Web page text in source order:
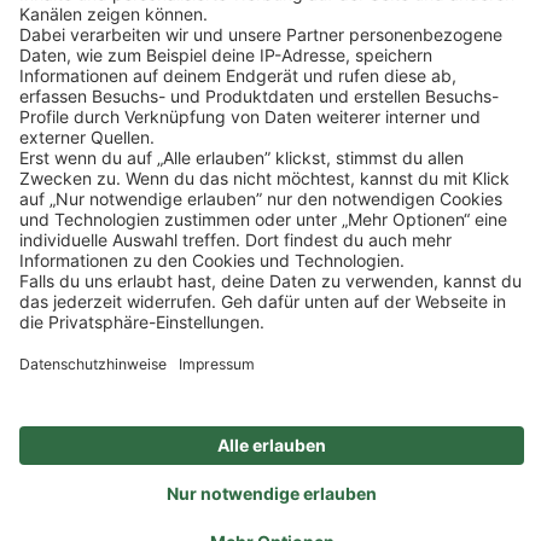
Mehr Informationen
Akzeptieren
Powered by
Klickehier, um alle offenen Jobs zu sehen.
Impressum Datenschutz
Privatsphäre-Einstellungen
Veranstaltungen
FAQ
Sitemap